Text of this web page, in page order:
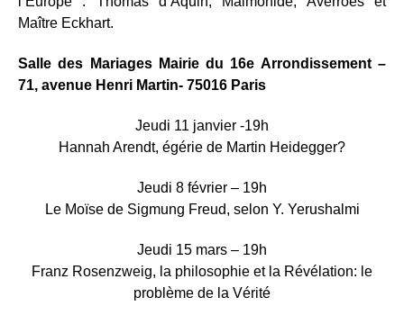
Maître Eckhart.
Salle des Mariages Mairie du 16e Arrondissement –
71, avenue Henri Martin- 75016 Paris
Jeudi 11 janvier -19h
Hannah Arendt, égérie de Martin Heidegger?
Jeudi 8 février – 19h
Le Moïse de Sigmung Freud, selon Y. Yerushalmi
Jeudi 15 mars – 19h
Franz Rosenzweig, la philosophie et la Révélation: le
problème de la Vérité